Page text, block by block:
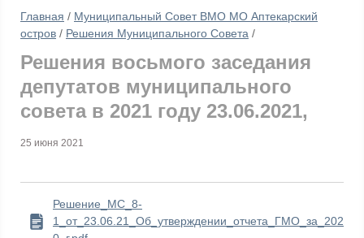
Главная / Муниципальный Совет ВМО МО Аптекарский
остров / Решения Муниципального Совета /
Решения восьмого заседания
депутатов муниципального
совета в 2021 году 23.06.2021,
25 июня 2021
Решение_МС_8-
1_от_23.06.21_Об_утверждении_отчета_ГМО_за_202